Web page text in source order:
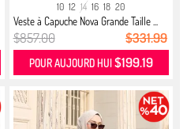
10 12 14 16 18 20
Veste à Capuche Nova Grande Taille ...
$857.00 $331.99
POUR AUJOURD HUI $199.19